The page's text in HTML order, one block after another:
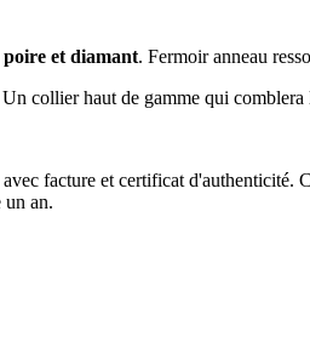
et diamant. Fermoir anneau
collier haut de gamme qui comblera
facture et certificat
un an.